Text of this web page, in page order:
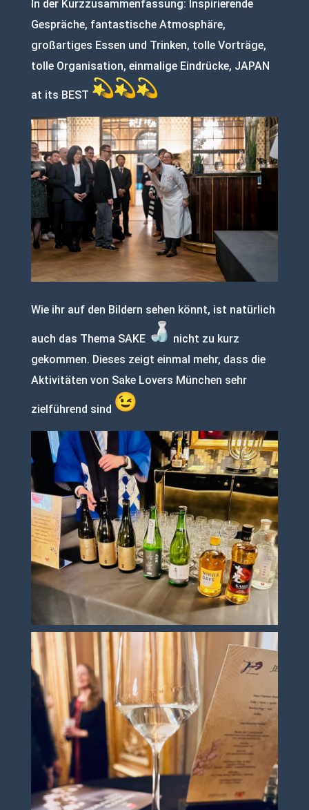
In der Kurzzusammenfassung: Inspirierende
Gespräche, fantastische Atmosphäre,
großartiges Essen und Trinken, tolle Vorträge,
tolle Organisation, einmalige Eindrücke, JAPAN
at its BEST
Wie ihr auf den Bildern sehen könnt, ist natürlich
auch das Thema SAKE
nicht zu kurz
gekommen. Dieses zeigt einmal mehr, dass die
Aktivitäten von Sake Lovers München sehr
zielführend sind